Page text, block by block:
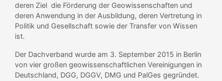
deren Ziel die Förderung der Geowissenschaften und
deren Anwendung in der Ausbildung, deren Vertretung in
Politik und Gesellschaft sowie der Transfer von Wissen
ist.
Der Dachverband wurde am 3. September 2015 in Berlin
von vier großen geowissenschaftlichen Vereinigungen in
Deutschland, DGG, DGGV, DMG und PalGes gegründet.